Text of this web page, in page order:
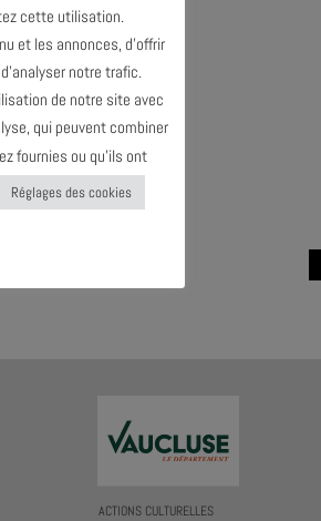
mois
2024
ACTIONS CULTURELLES
cette utilisation.
et les annonces, d’offrir
notre trafic.
de notre site avec
qui peuvent combiner
fournies ou qu’ils ont
Réglages des cookies